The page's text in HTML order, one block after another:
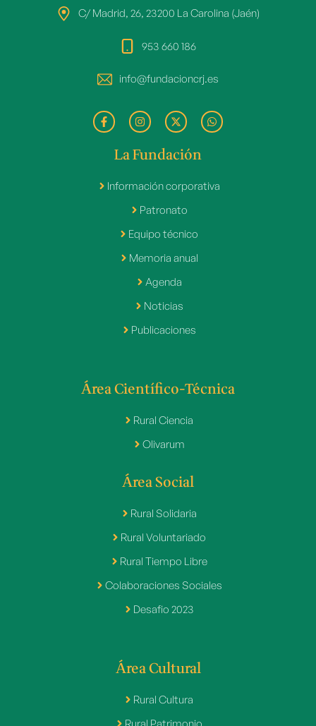
C/ Madrid, 26, 23200 La Carolina (Jaén)
953 660 186
info@fundacioncrj.es
La Fundación
Información corporativa
Patronato
Equipo técnico
Memoria anual
Agenda
Noticias
Publicaciones
Área Científico-Técnica
Rural Ciencia
Olivarum
Área Social
Rural Solidaria
Rural Voluntariado
Rural Tiempo Libre
Colaboraciones Sociales
Desafio 2023
Área Cultural
Rural Cultura